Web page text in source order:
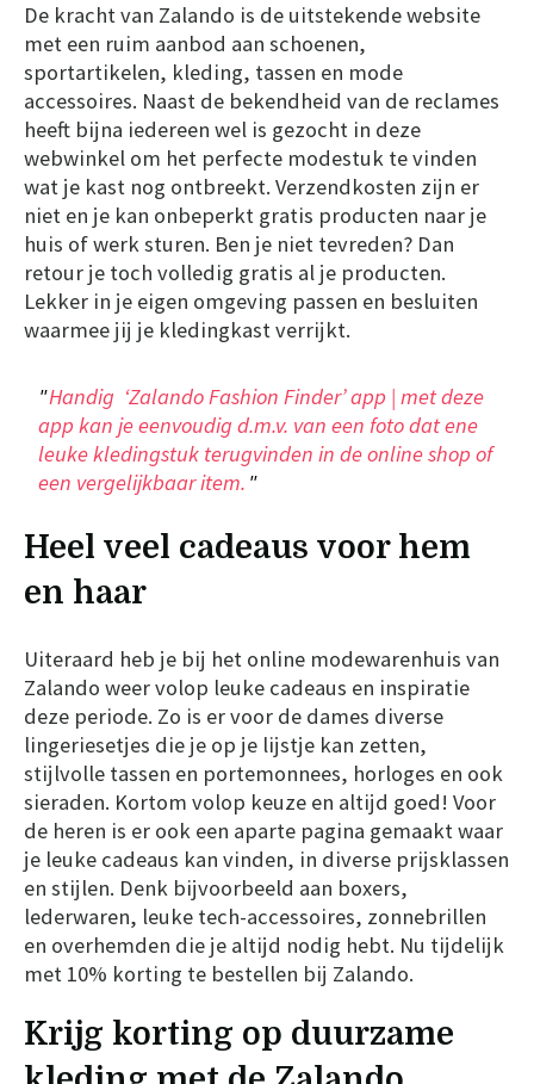
De kracht van Zalando is de uitstekende website
met een ruim aanbod aan schoenen,
sportartikelen, kleding, tassen en mode
accessoires. Naast de bekendheid van de reclames
heeft bijna iedereen wel is gezocht in deze
webwinkel om het perfecte modestuk te vinden
wat je kast nog ontbreekt. Verzendkosten zijn er
niet en je kan onbeperkt gratis producten naar je
huis of werk sturen. Ben je niet tevreden? Dan
retour je toch volledig gratis al je producten.
Lekker in je eigen omgeving passen en besluiten
waarmee jij je kledingkast verrijkt.
Handig ‘Zalando Fashion Finder’ app | met deze
app kan je eenvoudig d.m.v. van een foto dat ene
leuke kledingstuk terugvinden in de online shop of
een vergelijkbaar item.
Heel veel cadeaus voor hem
en haar
Uiteraard heb je bij het online modewarenhuis van
Zalando weer volop leuke cadeaus en inspiratie
deze periode. Zo is er voor de dames diverse
lingeriesetjes die je op je lijstje kan zetten,
stijlvolle tassen en portemonnees, horloges en ook
sieraden. Kortom volop keuze en altijd goed! Voor
de heren is er ook een aparte pagina gemaakt waar
je leuke cadeaus kan vinden, in diverse prijsklassen
en stijlen. Denk bijvoorbeeld aan boxers,
lederwaren, leuke tech-accessoires, zonnebrillen
en overhemden die je altijd nodig hebt. Nu tijdelijk
met 10% korting te bestellen bij Zalando.
Krijg korting op duurzame